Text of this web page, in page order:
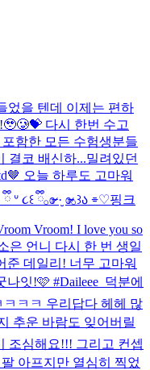
었을 텐데 이제는 편하
다시 한번 수고
함한 모든 수험생분들
결코 배신하...밀려있던
오늘 하루도 고마워
૮꒰ ྀི𓂂ɞ̴̶̷ ·̮ ɞ̴̶̷𓂂꒱ა ⌯♡핑크
Vroom! I love you so
은 언니 다시 한 번 생일
준 데일리! 너무 고마워
잇!🩷 #Daileee_덕분에
ㅋㅋ 우리답다 헤헤 많
추운 바람도 잊어버릴
조심해요!!! 그리고 컨셉
아프지만 열심히 찍었